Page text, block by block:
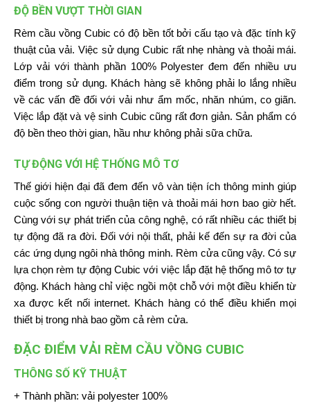
ĐỘ BỀN VƯỢT THỜI GIAN
Rèm cầu vồng Cubic có độ bền tốt bởi cấu tạo và đặc tính kỹ
thuật của vải. Việc sử dụng Cubic rất nhẹ nhàng và thoải mái.
Lớp vải với thành phần 100% Polyester đem đến nhiều ưu
điểm trong sử dụng. Khách hàng sẽ không phải lo lắng nhiều
về các vấn đề đối với vải như ẩm mốc, nhăn nhúm, co giãn.
Việc lắp đặt và vệ sinh Cubic cũng rất đơn giản. Sản phẩm có
độ bền theo thời gian, hầu như không phải sữa chữa.
TỰ ĐỘNG VỚI HỆ THỐNG MÔ TƠ
Thế giới hiện đại đã đem đến vô vàn tiện ích thông minh giúp
cuộc sống con người thuận tiện và thoải mái hơn bao giờ hết.
Cùng với sự phát triển của công nghệ, có rất nhiều các thiết bị
tự động đã ra đời. Đối với nội thất, phải kế đến sự ra đời của
các ứng dụng ngôi nhà thông minh. Rèm cửa cũng vậy. Có sự
lựa chọn rèm tự động Cubic với việc lắp đặt hệ thống mô tơ tự
động. Khách hàng chỉ việc ngồi một chỗ với một điều khiển từ
xa được kết nối internet. Khách hàng có thể điều khiển mọi
thiết bị trong nhà bao gồm cả rèm cửa.
ĐẶC ĐIỂM VẢI RÈM CẦU VỒNG CUBIC
THÔNG SỐ KỸ THUẬT
+ Thành phần: vải polyester 100%